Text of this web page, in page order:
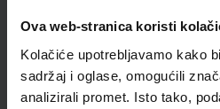
Ova web-stranica koristi
Kolačiće upotrebljavamo kako
sadržaj i oglase, omogućili
analizirali promet. Isto tako,
Školski razred
Vrsta školske knjige
Vrsta škole
3
Nastavni predmet